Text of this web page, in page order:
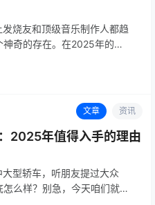
烧友和顶级音乐制作人都趋
奇的存在。在2025年的高
大家最常问、也最该搞清楚
文章 资讯
2025年值得入手的理由
型轿车，听朋友提过大众
么样？别急，今天咱们就聊